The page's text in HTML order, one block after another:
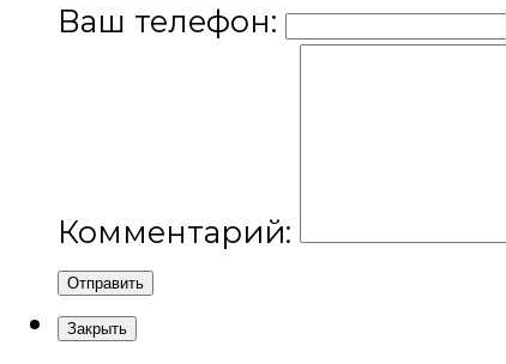
Ваш телефон:
Комментарий:
Отправить
Закрыть